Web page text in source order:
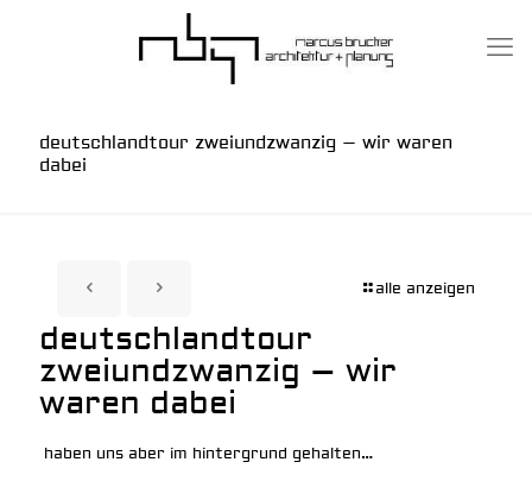
deutschlandtour zweiundzwanzig – wir waren
dabei
alle anzeigen
deutschlandtour
zweiundzwanzig – wir
waren dabei
haben uns aber im hintergrund gehalten…